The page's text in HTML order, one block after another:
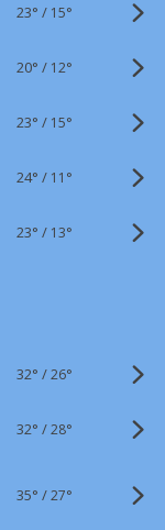
23° / 15°
20° / 12°
23° / 15°
24° / 11°
23° / 13°
32° /26°
32° /28°
35° /27°